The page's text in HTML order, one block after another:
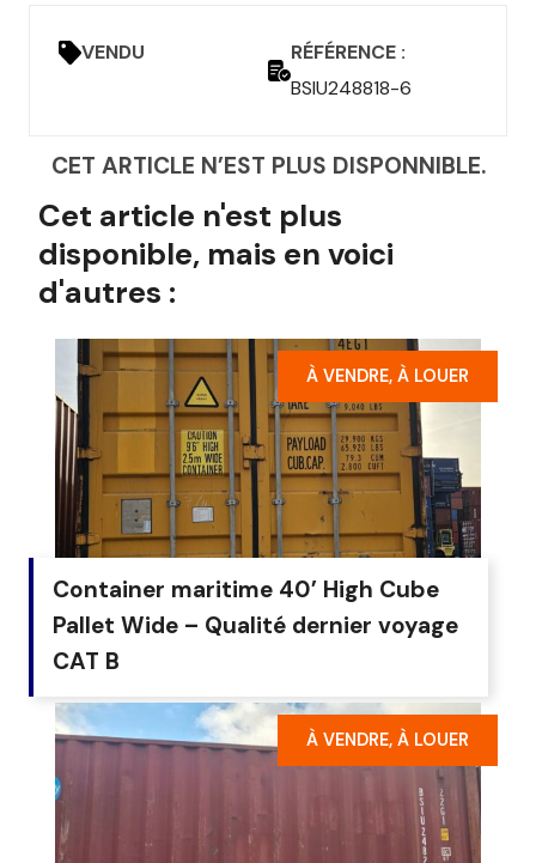
VENDU
RÉFÉRENCE :
BSIU248818-6
CET ARTICLE N’EST PLUS DISPONNIBLE.
Cet article n'est plus
disponible, mais en voici
d'autres :
À VENDRE, À LOUER
Container maritime 40’ High Cube
Pallet Wide – Qualité dernier voyage
CAT B
À VENDRE, À LOUER